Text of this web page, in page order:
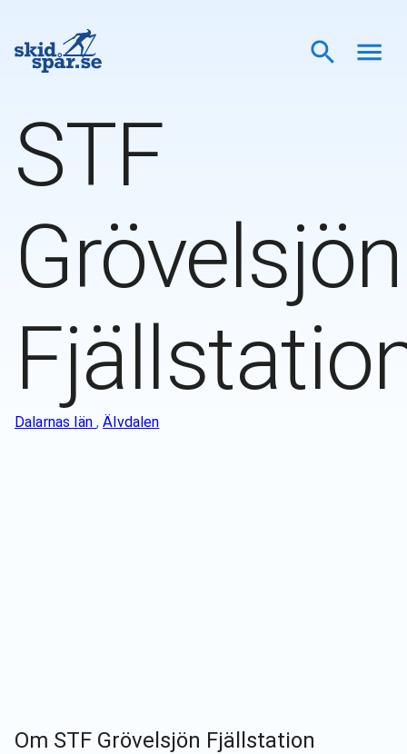
STF
Grövelsjön
Dalarnas län ,Älvdalen
Om STF Grövelsjön Fjällstation